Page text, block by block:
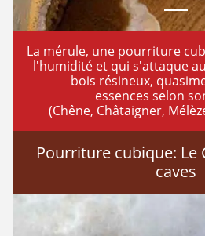
La mérule, une pourriture
l'humidité et qui s'attaque
bois résineux,
essences selon
(Chêne, Châtaigner,
Pourriture cubique: Le
caves